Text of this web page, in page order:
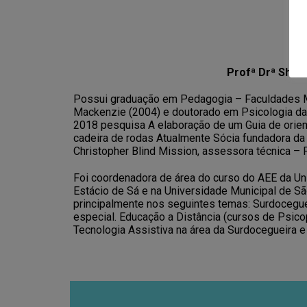
Profª Drª
Possui graduação em Pedagogia –
Mackenzie (2004) e doutorado em Psicologia
2018 pesquisa A elaboração de um Guia de
cadeira de rodas Atualmente Sócia fundadora
Christopher Blind Mission, assessora técnica –
Foi coordenadora de área do curso do AEE da
Estácio de Sá e na Universidade Municipal de
principalmente nos seguintes temas:
especial. Educação a Distância (cursos de
Tecnologia Assistiva na área da Surdocegueira